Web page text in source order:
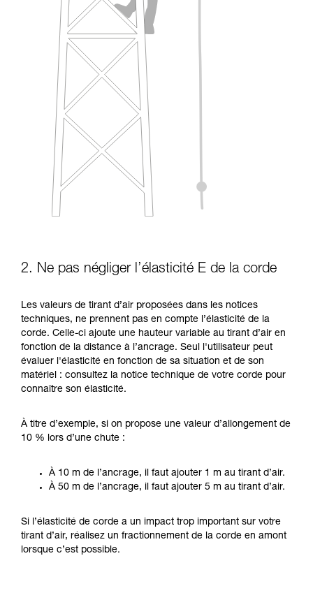
2. Ne pas négliger l’élasticité E de la corde
Les valeurs de tirant d’air proposées dans les notices
techniques, ne prennent pas en compte l’élasticité de la
corde. Celle-ci ajoute une hauteur variable au tirant d’air en
fonction de la distance à l’ancrage. Seul l'utilisateur peut
évaluer l'élasticité en fonction de sa situation et de son
matériel : consultez la notice technique de votre corde pour
connaître son élasticité.
À titre d’exemple, si on propose une valeur d’allongement de
10 % lors d’une chute :
À 10 m de l’ancrage, il faut ajouter 1 m au tirant d’air.
À 50 m de l’ancrage, il faut ajouter 5 m au tirant d’air.
Si l’élasticité de corde a un impact trop important sur votre
tirant d’air, réalisez un fractionnement de la corde en amont
lorsque c’est possible.